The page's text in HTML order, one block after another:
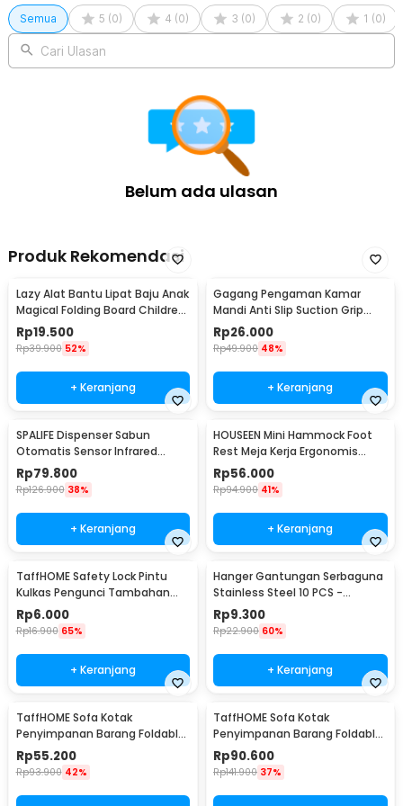
Semua 5 (0) 4 (0) 3 (0) 2 (0) 1 (0)
Cari Ulasan
Belum ada ulasan
Produk Rekomendasi
Lazy Alat Bantu Lipat Baju Anak
Magical Folding Board Children
Cloth - 002
Rp19.500
Rp39.900 52%
+ Keranjang
Gagang Pengaman Kamar
Mandi Anti Slip Suction Grip
Handle Safety - SG-188
Rp26.000
Rp49.900 48%
+ Keranjang
SPALIFE Dispenser Sabun
Otomatis Sensor Infrared
Stainless Steel 250ml - AD-03
Rp79.800
Rp126.900 38%
+ Keranjang
HOUSEEN Mini Hammock Foot
Rest Meja Kerja Ergonomis
Sandaran Kaki
Rp56.000
Rp94.900 41%
+ Keranjang
TaffHOME Safety Lock Pintu
Kulkas Pengunci Tambahan
Tempel - S1843
Rp6.000
Rp16.900 65%
+ Keranjang
Hanger Gantungan Serbaguna
Stainless Steel 10 PCS -
M127105
Rp9.300
Rp22.900 60%
+ Keranjang
TaffHOME Sofa Kotak
Penyimpanan Barang Foldable
Storage Box 30x30x30cm - L170
Rp55.200
Rp93.900 42%
TaffHOME Sofa Kotak
Penyimpanan Barang Foldable
Storage Box 48x30x30cm - L170
Rp90.600
Rp141.900 37%